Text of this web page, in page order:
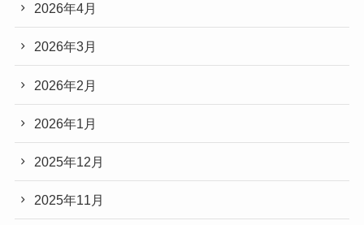
2026年4月
2026年3月
2026年2月
2026年1月
2025年12月
2025年11月